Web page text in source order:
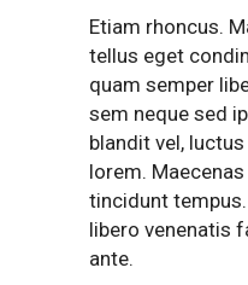
Etiam rhoncus.
tellus eget
quam semper
sem neque sed
blandit vel,
lorem.
tincidunt
libero venenatis
ante.